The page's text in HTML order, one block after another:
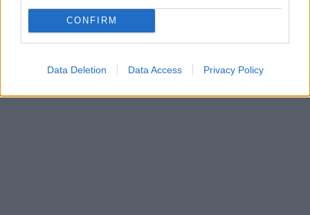
CONFIRM
Data Deletion Data Access Privacy Policy